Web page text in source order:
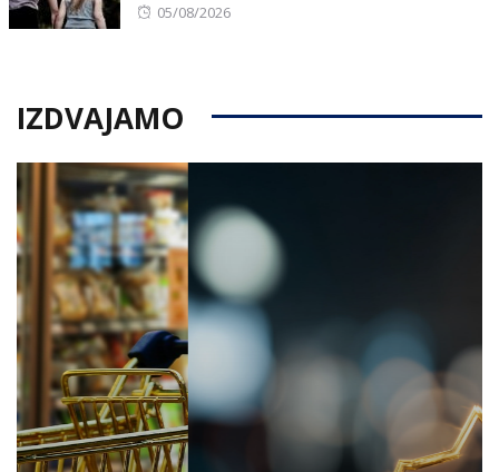
Posted
05/08/2026
IZDVAJAMO